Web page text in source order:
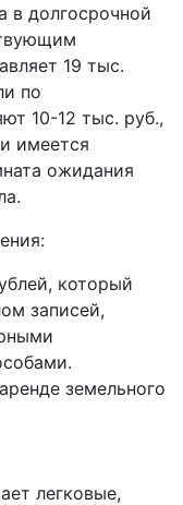
в долгосрочной
19 тыс.
по
10-12 тыс. руб.,
имеется
ожидания
который
записей,
земельного
легковые,